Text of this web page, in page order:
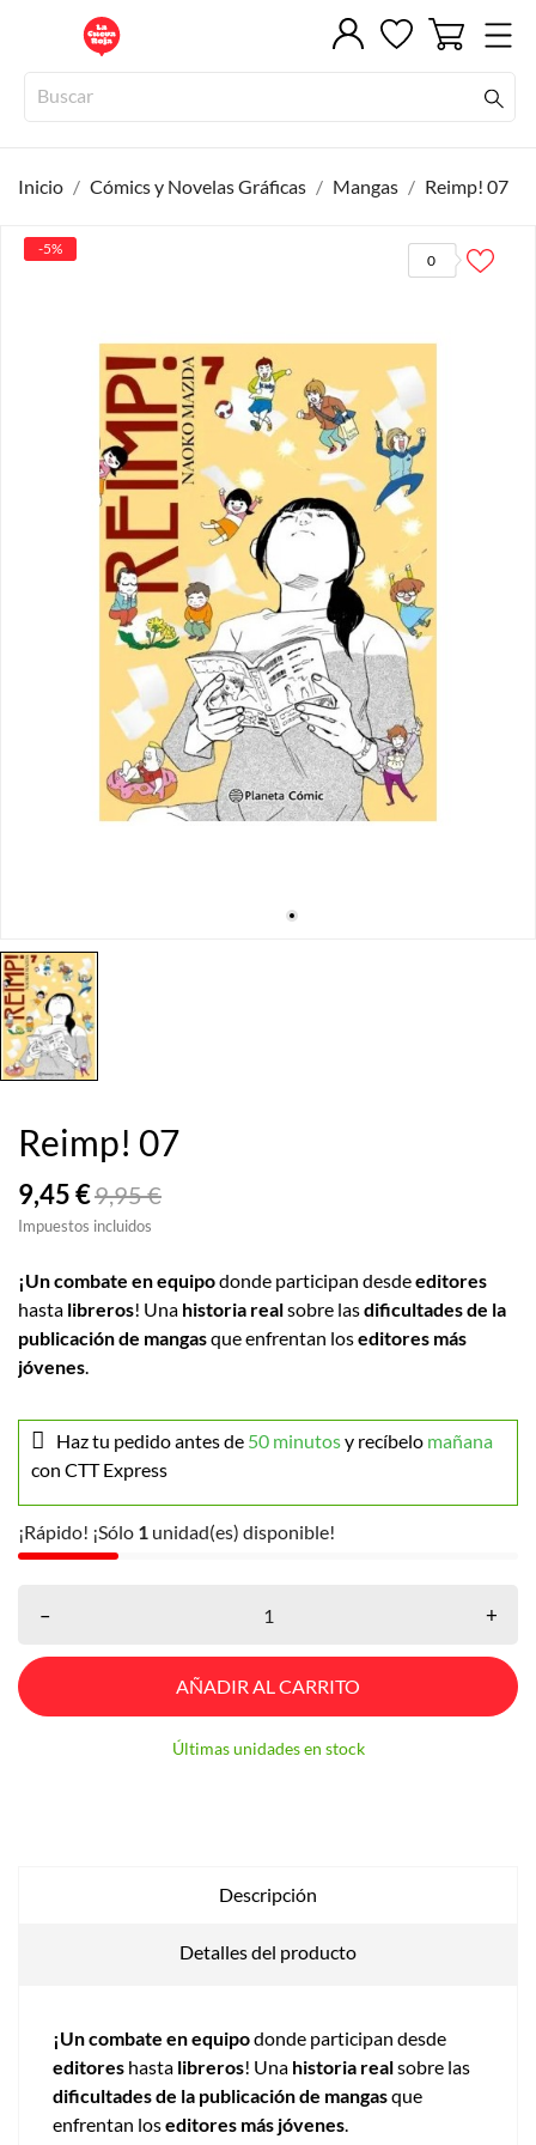
Inicio Cómics y Novelas Gráficas Mangas Reimp! 07
0
-5%
Reimp! 07
9,45 €9,95 €
Impuestos incluidos
¡Un combate en equipodonde participan desdeeditores
hasta libreros! Una historia realsobre lasdificultades de la
publicación de mangasque enfrentan loseditores más
jóvenes.
Haz tu pedido antes de 50 minutosy recíbelo mañana
con CTT Express
¡Rápido! ¡Sólo 1 unidad(es) disponible!
– +
AÑADIR AL CARRITO
Últimas unidades en stock
Descripción
Detalles del producto
¡Un combate en equipodonde participan desde
editores hasta libreros! Una historia realsobre las
dificultades de la publicación de mangasque
enfrentan loseditores más jóvenes.